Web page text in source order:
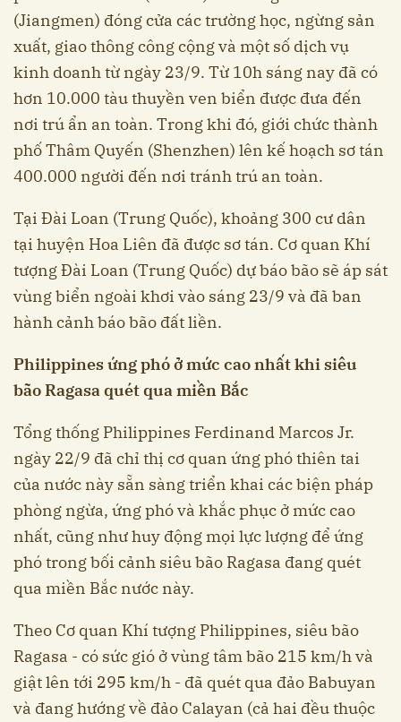
(Jiangmen) đóng cửa các trường học, ngừng sản
xuất, giao thông công cộng và một số dịch vụ
kinh doanh từ ngày 23/9. Từ 10h sáng nay đã có
hơn 10.000 tàu thuyền ven biển được đưa đến
nơi trú ẩn an toàn. Trong khi đó, giới chức thành
phố Thâm Quyến (Shenzhen) lên kế hoạch sơ tán
400.000 người đến nơi tránh trú an toàn.
Tại Đài Loan (Trung Quốc), khoảng 300 cư dân
tại huyện Hoa Liên đã được sơ tán. Cơ quan Khí
tượng Đài Loan (Trung Quốc) dự báo bão sẽ áp sát
vùng biển ngoài khơi vào sáng 23/9 và đã ban
hành cảnh báo bão đất liền.
Philippines ứng phó ở mức cao nhất khi siêu
bão Ragasa quét qua miền Bắc
Tổng thống Philippines Ferdinand Marcos Jr.
ngày 22/9 đã chỉ thị cơ quan ứng phó thiên tai
của nước này sẵn sàng triển khai các biện pháp
phòng ngừa, ứng phó và khắc phục ở mức cao
nhất, cũng như huy động mọi lực lượng để ứng
phó trong bối cảnh siêu bão Ragasa đang quét
qua miền Bắc nước này.
Theo Cơ quan Khí tượng Philippines, siêu bão
Ragasa - có sức gió ở vùng tâm bão 215 km/h và
giật lên tới 295 km/h - đã quét qua đảo Babuyan
và đang hướng về đảo Calayan (cả hai đều thuộc